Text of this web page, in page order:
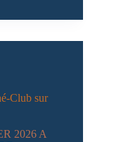
Club sur
2026 A